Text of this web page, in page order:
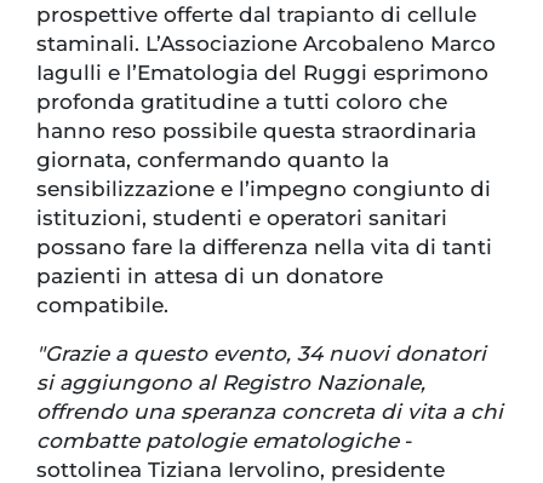
prospettive offerte dal trapianto di cellule
staminali. L’Associazione Arcobaleno Marco
Iagulli e l’Ematologia del Ruggi esprimono
profonda gratitudine a tutti coloro che
hanno reso possibile questa straordinaria
giornata, confermando quanto la
sensibilizzazione e l’impegno congiunto di
istituzioni, studenti e operatori sanitari
possano fare la differenza nella vita di tanti
pazienti in attesa di un donatore
compatibile.
"Grazie a questo evento, 34 nuovi donatori
si aggiungono al Registro Nazionale,
offrendo una speranza concreta di vita a chi
combatte patologie ematologiche -
sottolinea Tiziana Iervolino, presidente